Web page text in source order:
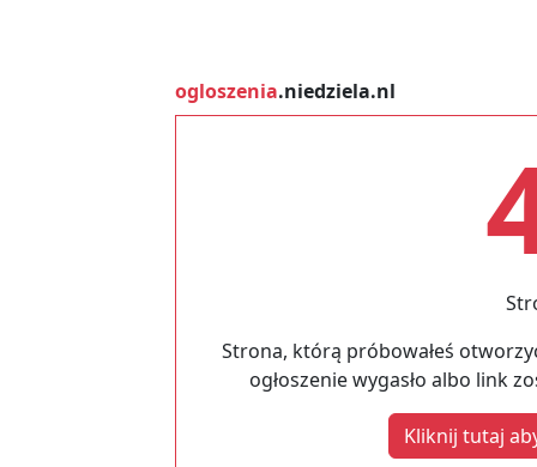
ogloszenia.niedziela.nl
Strona, którą próbowałeś
ogłoszenie wygasło albo link
Kliknij tutaj